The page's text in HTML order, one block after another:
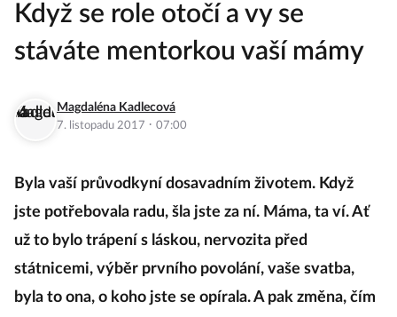
Když se role otočí a vy se
stáváte mentorkou vaší mámy
Magdaléna Kadlecová
7. listopadu 2017 · 07:00
Byla vaší průvodkyní dosavadním životem. Když
jste potřebovala radu, šla jste za ní. Máma, ta ví. Ať
už to bylo trápení s láskou, nervozita před
státnicemi, výběr prvního povolání, vaše svatba,
byla to ona, o koho jste se opírala. A pak změna, čím